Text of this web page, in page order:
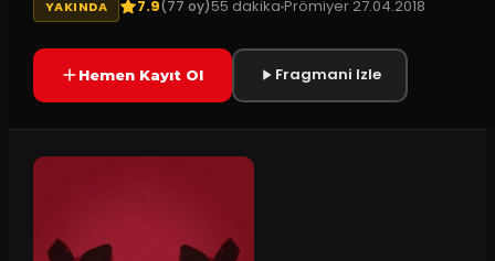
YAKINDA 7.9(77 oy)55 dakikaPrömiyer 27.04.2018
Hemen Kayıt Ol Fragmani Izle